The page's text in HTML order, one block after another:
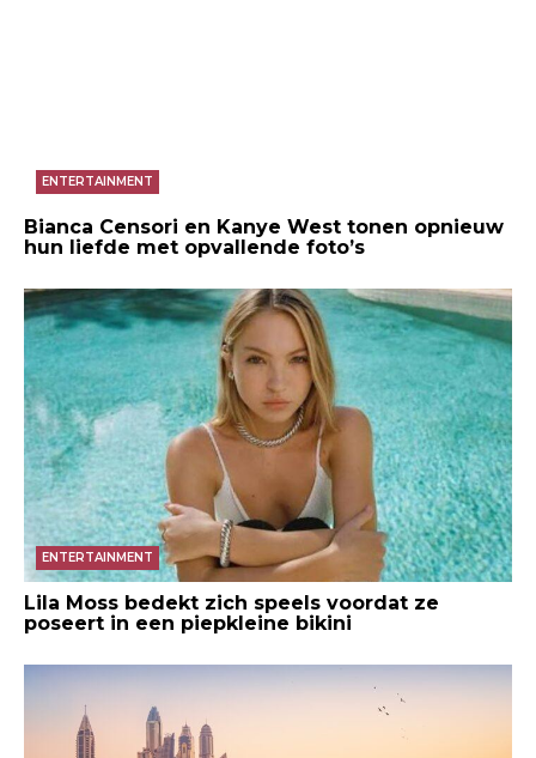
ENTERTAINMENT
Bianca Censori en Kanye West tonen opnieuw
hun liefde met opvallende foto’s
ENTERTAINMENT
Lila Moss bedekt zich speels voordat ze
poseert in een piepkleine bikini